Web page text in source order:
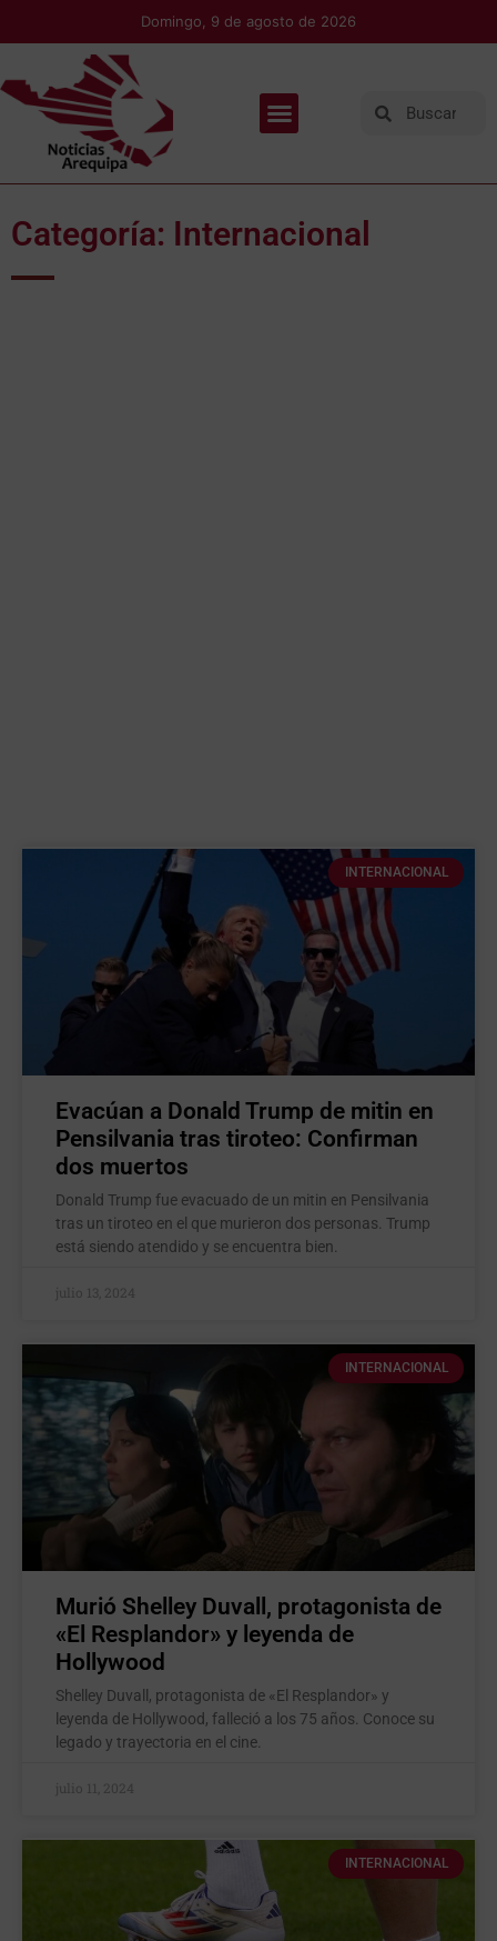
Domingo, 9 de agosto de 2026
Categoría: Internacional
INTERNACIONAL
Evacúan a Donald Trump de mitin en
Pensilvania tras tiroteo: Confirman
dos muertos
Donald Trump fue evacuado de un mitin en Pensilvania
tras un tiroteo en el que murieron dos personas. Trump
está siendo atendido y se encuentra bien.
julio 13, 2024
INTERNACIONAL
Murió Shelley Duvall, protagonista de
«El Resplandor» y leyenda de
Hollywood
Shelley Duvall, protagonista de «El Resplandor» y
leyenda de Hollywood, falleció a los 75 años. Conoce su
legado y trayectoria en el cine.
julio 11, 2024
INTERNACIONAL